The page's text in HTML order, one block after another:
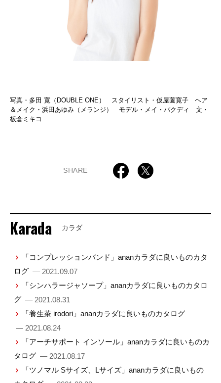
写真・多田 寛（DOUBLE ONE） スタイリスト・仮屋薗寛子 ヘア
＆メイク・浜田あゆみ（メランジ） モデル・メイ・パクディ 文・
板倉ミキコ
SHARE
Karada カラダ
「コンプレッションバンド」ananカラダに良いものカタ
ログ — 2021.09.07
「シンハラージャソープ」ananカラダに良いものカタロ
グ — 2021.08.31
「養生茶 irodori」ananカラダに良いものカタログ
— 2021.08.24
「アーチサポート インソール」ananカラダに良いものカ
タログ — 2021.08.17
「ツノマル Sサイズ、Lサイズ」ananカラダに良いもの